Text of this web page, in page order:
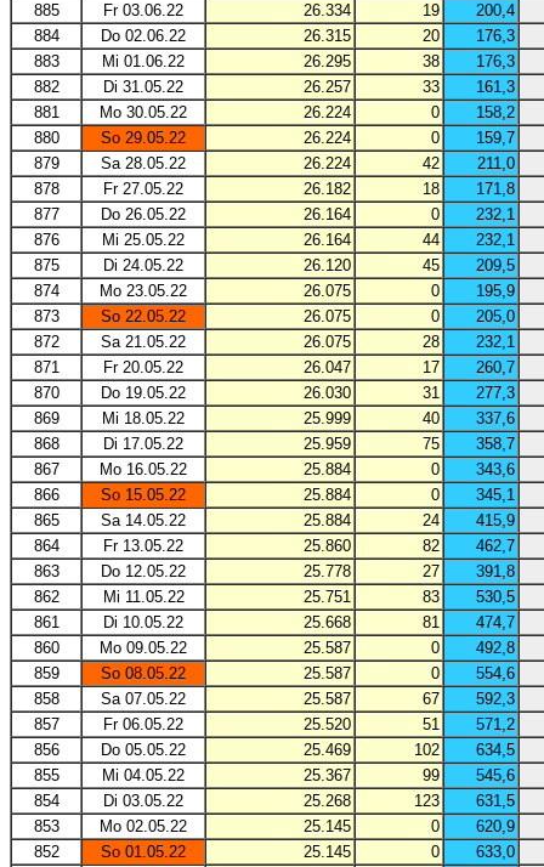
885
Fr 03.06.22 26.334 19
200,4
884
Do 02.06.22 26.315 20
176,3
883
Mi 01.06.22 26.295 38
176,3
882
Di 31.05.22 26.257 33
161,3
881
Mo 30.05.22 26.224 0
158,2
880
So 29.05.22 26.224 0
159,7
879
Sa 28.05.22 26.224 42
211,0
878
Fr 27.05.22 26.182 18
171,8
877
Do 26.05.22 26.164 0
232,1
876
Mi 25.05.22 26.164 44
232,1
875
Di 24.05.22 26.120 45
209,5
874
Mo 23.05.22 26.075 0
195,9
873
So 22.05.22 26.075 0
205,0
872
Sa 21.05.22 26.075 28
232,1
871
Fr 20.05.22 26.047 17
260,7
870
Do 19.05.22 26.030 31
277,3
869
Mi 18.05.22 25.999 40
337,6
868
Di 17.05.22 25.959 75
358,7
867
Mo 16.05.22 25.884 0
343,6
866
So 15.05.22 25.884 0
345,1
865
Sa 14.05.22 25.884 24
415,9
864
Fr 13.05.22 25.860 82
462,7
863
Do 12.05.22 25.778 27
391,8
862
Mi 11.05.22 25.751 83
530,5
861
Di 10.05.22 25.668 81
474,7
860
Mo 09.05.22 25.587 0
492,8
859
So 08.05.22 25.587 0
554,6
858
Sa 07.05.22 25.587 67
592,3
857
Fr 06.05.22 25.520 51
571,2
856
Do 05.05.22 25.469 102
634,5
855
Mi 04.05.22 25.367 99
545,6
854
Di 03.05.22 25.268 123
631,5
853
Mo 02.05.22 25.145 0
620,9
852
So 01.05.22 25.145 0
633,0